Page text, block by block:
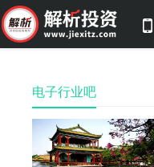
电子行业吧